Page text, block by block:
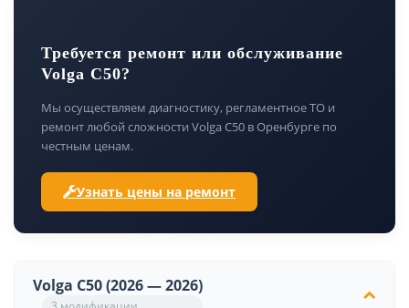
Требуется ремонт или обслуживание
Volga C50?
Мы осуществляем диагностику, регламентное ТО и
ремонт любой сложности Volga C50 в Оренбурге по
честным ценам.
Узнать цены на ремонт
Volga C50 (2026 — 2026)